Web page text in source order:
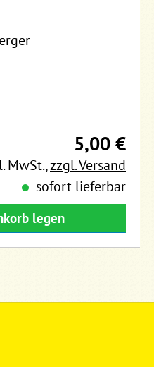
5,00 €
MwSt.,zzgl. Versand
sofort lieferbar
legen